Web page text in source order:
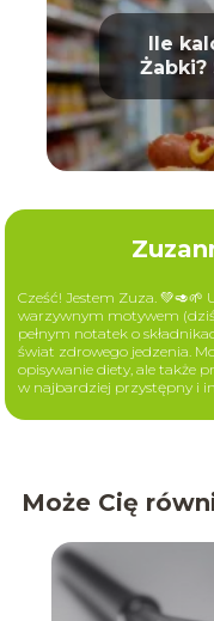
Ile
Żabki?
Cześć! Jestem Zuza.
warzywnym motywem
pełnym notatek o
świat zdrowego jedzenia.
opisywanie diety, ale także
w najbardziej przystępny i
Może Cię